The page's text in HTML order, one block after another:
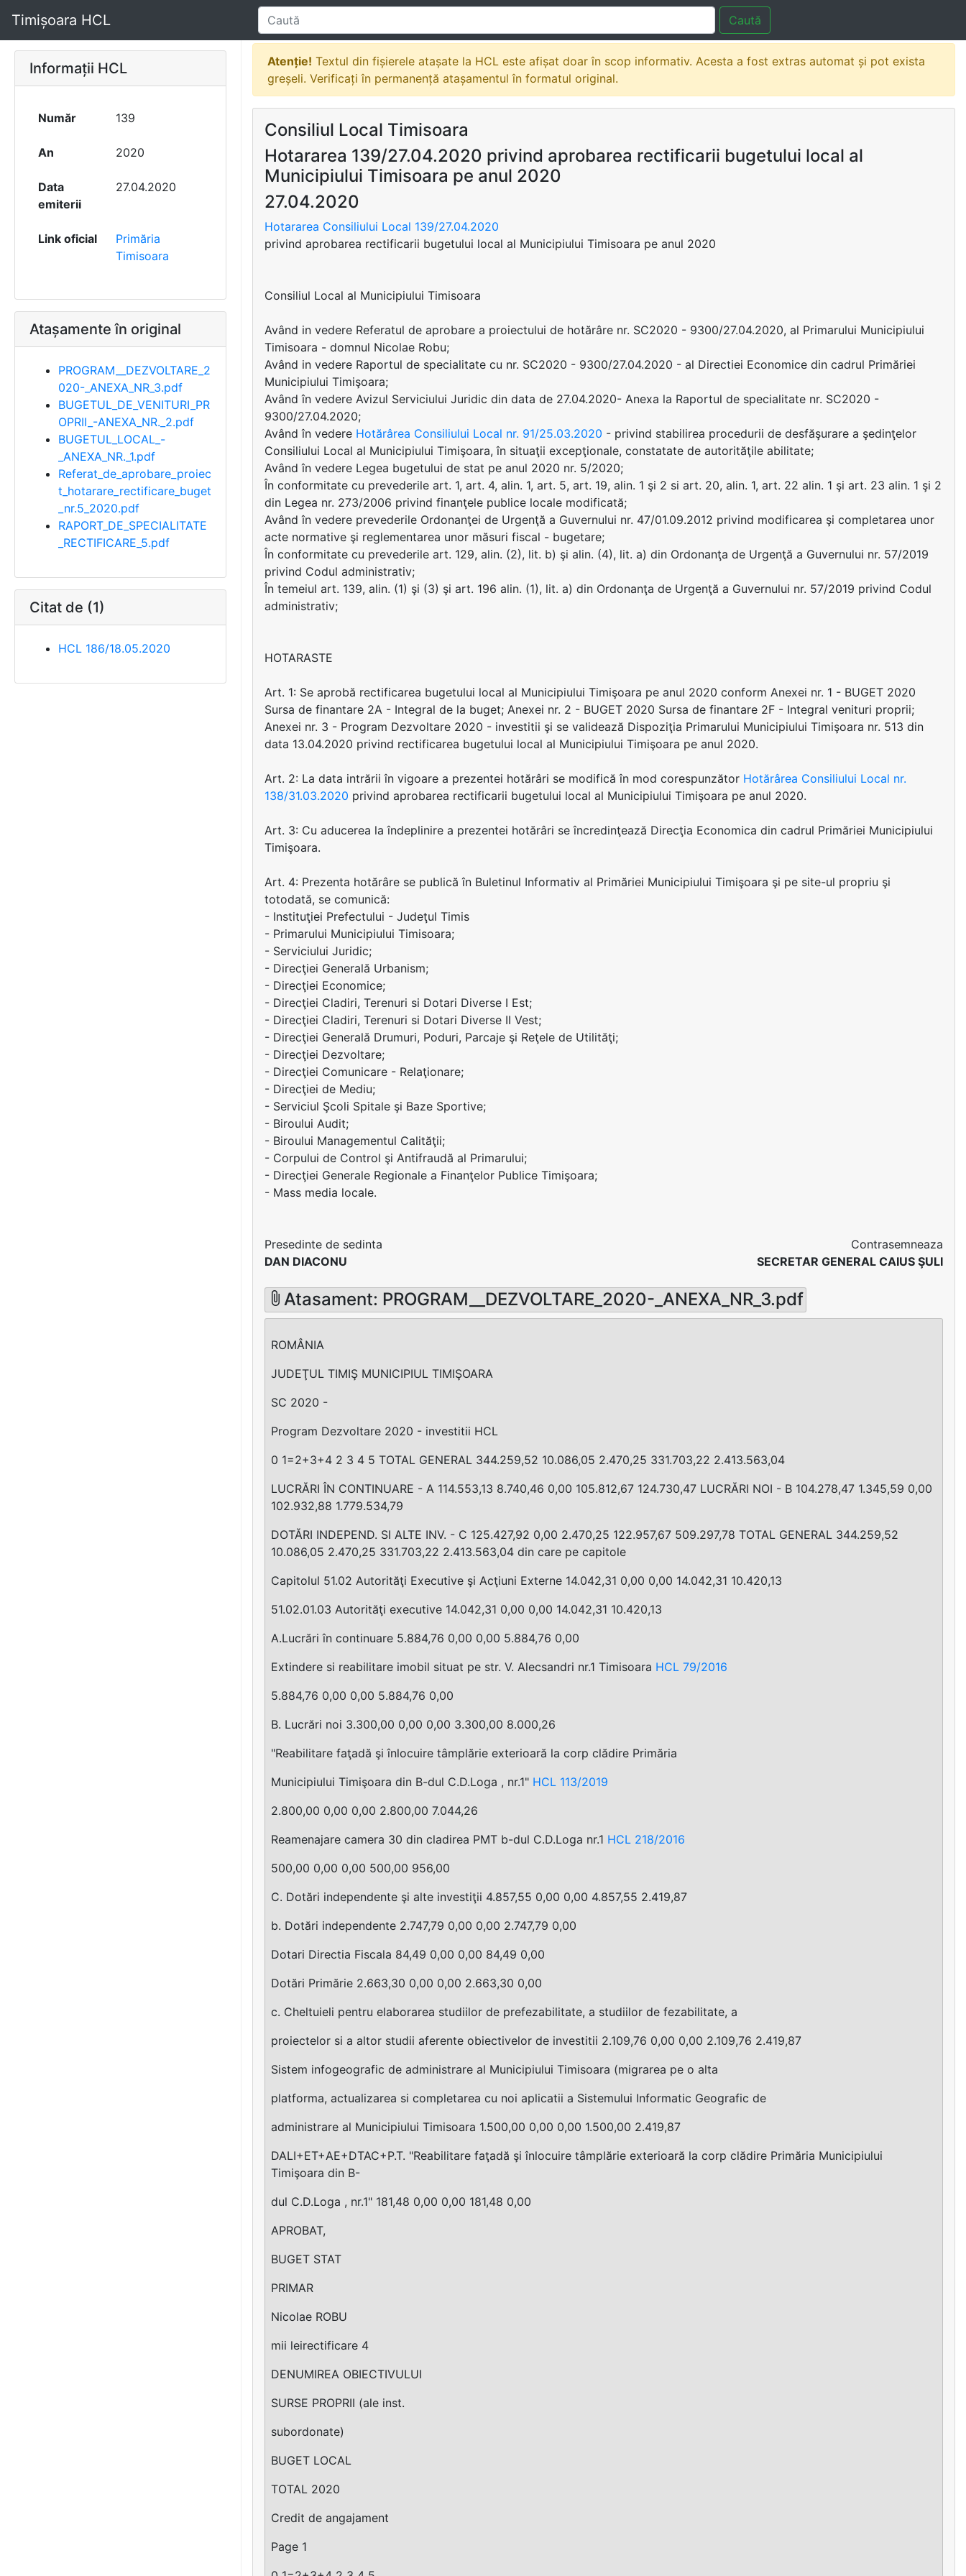
Timișoara HCL Caută
Informații HCL
Număr 139
An 2020
Data
emiterii
27.04.2020
Link oficial
Primăria
Timisoara
Atașamente în original
PROGRAM__DEZVOLTARE_2
020-_ANEXA_NR_3.pdf
BUGETUL_DE_VENITURI_PR
OPRII_-ANEXA_NR._2.pdf
BUGETUL_LOCAL_-
_ANEXA_NR._1.pdf
Referat_de_aprobare_proiec
t_hotarare_rectificare_buget
_nr.5_2020.pdf
RAPORT_DE_SPECIALITATE
_RECTIFICARE_5.pdf
Citat de (1)
HCL 186/18.05.2020
Atenție! Textul din fișierele atașate la HCL este afișat doar în scop informativ. Acesta a fost extras automat și pot exista
greșeli. Verificați în permanență atașamentul în formatul original.
Consiliul Local Timisoara
Hotararea 139/27.04.2020 privind aprobarea rectificarii bugetului local al
Municipiului Timisoara pe anul 2020
27.04.2020
Hotararea Consiliului Local 139/27.04.2020
privind aprobarea rectificarii bugetului local al Municipiului Timisoara pe anul 2020
Consiliul Local al Municipiului Timisoara
Având in vedere Referatul de aprobare a proiectului de hotărâre nr. SC2020 - 9300/27.04.2020, al Primarului Municipiului
Timisoara - domnul Nicolae Robu;
Având in vedere Raportul de specialitate cu nr. SC2020 - 9300/27.04.2020 - al Directiei Economice din cadrul Primăriei
Municipiului Timişoara;
Având în vedere Avizul Serviciului Juridic din data de 27.04.2020- Anexa la Raportul de specialitate nr. SC2020 -
9300/27.04.2020;
Având în vedere Hotărârea Consiliului Local nr. 91/25.03.2020 - privind stabilirea procedurii de desfăşurare a şedinţelor
Consiliului Local al Municipiului Timişoara, în situaţii excepţionale, constatate de autorităţile abilitate;
Având în vedere Legea bugetului de stat pe anul 2020 nr. 5/2020;
În conformitate cu prevederile art. 1, art. 4, alin. 1, art. 5, art. 19, alin. 1 şi 2 si art. 20, alin. 1, art. 22 alin. 1 şi art. 23 alin. 1 şi 2
din Legea nr. 273/2006 privind finanţele publice locale modificată;
Având în vedere prevederile Ordonanţei de Urgenţă a Guvernului nr. 47/01.09.2012 privind modificarea şi completarea unor
acte normative şi reglementarea unor măsuri fiscal - bugetare;
În conformitate cu prevederile art. 129, alin. (2), lit. b) şi alin. (4), lit. a) din Ordonanţa de Urgenţă a Guvernului nr. 57/2019
privind Codul administrativ;
În temeiul art. 139, alin. (1) şi (3) şi art. 196 alin. (1), lit. a) din Ordonanţa de Urgenţă a Guvernului nr. 57/2019 privind Codul
administrativ;
HOTARASTE
Art. 1: Se aprobă rectificarea bugetului local al Municipiului Timişoara pe anul 2020 conform Anexei nr. 1 - BUGET 2020
Sursa de finantare 2A - Integral de la buget; Anexei nr. 2 - BUGET 2020 Sursa de finantare 2F - Integral venituri proprii;
Anexei nr. 3 - Program Dezvoltare 2020 - investitii şi se validează Dispoziţia Primarului Municipiului Timişoara nr. 513 din
data 13.04.2020 privind rectificarea bugetului local al Municipiului Timişoara pe anul 2020.
Art. 2: La data intrării în vigoare a prezentei hotărâri se modifică în mod corespunzător Hotărârea Consiliului Local nr.
138/31.03.2020 privind aprobarea rectificarii bugetului local al Municipiului Timişoara pe anul 2020.
Art. 3: Cu aducerea la îndeplinire a prezentei hotărâri se încredinţează Direcţia Economica din cadrul Primăriei Municipiului
Timişoara.
Art. 4: Prezenta hotărâre se publică în Buletinul Informativ al Primăriei Municipiului Timişoara şi pe site-ul propriu şi
totodată, se comunică:
- Instituţiei Prefectului - Judeţul Timis
- Primarului Municipiului Timisoara;
- Serviciului Juridic;
- Direcţiei Generală Urbanism;
- Direcţiei Economice;
- Direcţiei Cladiri, Terenuri si Dotari Diverse I Est;
- Direcţiei Cladiri, Terenuri si Dotari Diverse II Vest;
- Direcţiei Generală Drumuri, Poduri, Parcaje şi Reţele de Utilităţi;
- Direcţiei Dezvoltare;
- Direcţiei Comunicare - Relaţionare;
- Direcţiei de Mediu;
- Serviciul Şcoli Spitale şi Baze Sportive;
- Biroului Audit;
- Biroului Managementul Calităţii;
- Corpului de Control şi Antifraudă al Primarului;
- Direcţiei Generale Regionale a Finanţelor Publice Timişoara;
- Mass media locale.
Presedinte de sedinta
DAN DIACONU
Contrasemneaza
SECRETAR GENERAL CAIUS ŞULI
Atasament: PROGRAM__DEZVOLTARE_2020-_ANEXA_NR_3.pdf
ROMÂNIA
JUDEŢUL TIMIŞ MUNICIPIUL TIMIŞOARA
SC 2020 -
Program Dezvoltare 2020 - investitii HCL
0 1=2+3+4 2 3 4 5 TOTAL GENERAL 344.259,52 10.086,05 2.470,25 331.703,22 2.413.563,04
LUCRĂRI ÎN CONTINUARE - A 114.553,13 8.740,46 0,00 105.812,67 124.730,47 LUCRĂRI NOI - B 104.278,47 1.345,59 0,00
102.932,88 1.779.534,79
DOTĂRI INDEPEND. SI ALTE INV. - C 125.427,92 0,00 2.470,25 122.957,67 509.297,78 TOTAL GENERAL 344.259,52
10.086,05 2.470,25 331.703,22 2.413.563,04 din care pe capitole
Capitolul 51.02 Autorităţi Executive şi Acţiuni Externe 14.042,31 0,00 0,00 14.042,31 10.420,13
51.02.01.03 Autorităţi executive 14.042,31 0,00 0,00 14.042,31 10.420,13
A.Lucrări în continuare 5.884,76 0,00 0,00 5.884,76 0,00
Extindere si reabilitare imobil situat pe str. V. Alecsandri nr.1 Timisoara HCL 79/2016
5.884,76 0,00 0,00 5.884,76 0,00
B. Lucrări noi 3.300,00 0,00 0,00 3.300,00 8.000,26
"Reabilitare faţadă şi înlocuire tâmplărie exterioară la corp clădire Primăria
Municipiului Timişoara din B-dul C.D.Loga , nr.1" HCL 113/2019
2.800,00 0,00 0,00 2.800,00 7.044,26
Reamenajare camera 30 din cladirea PMT b-dul C.D.Loga nr.1 HCL 218/2016
500,00 0,00 0,00 500,00 956,00
C. Dotări independente şi alte investiţii 4.857,55 0,00 0,00 4.857,55 2.419,87
b. Dotări independente 2.747,79 0,00 0,00 2.747,79 0,00
Dotari Directia Fiscala 84,49 0,00 0,00 84,49 0,00
Dotări Primărie 2.663,30 0,00 0,00 2.663,30 0,00
c. Cheltuieli pentru elaborarea studiilor de prefezabilitate, a studiilor de fezabilitate, a
proiectelor si a altor studii aferente obiectivelor de investitii 2.109,76 0,00 0,00 2.109,76 2.419,87
Sistem infogeografic de administrare al Municipiului Timisoara (migrarea pe o alta
platforma, actualizarea si completarea cu noi aplicatii a Sistemului Informatic Geografic de
administrare al Municipiului Timisoara 1.500,00 0,00 0,00 1.500,00 2.419,87
DALI+ET+AE+DTAC+P.T. "Reabilitare faţadă şi înlocuire tâmplărie exterioară la corp clădire Primăria Municipiului
Timişoara din B-
dul C.D.Loga , nr.1" 181,48 0,00 0,00 181,48 0,00
APROBAT,
BUGET STAT
PRIMAR
Nicolae ROBU
mii leirectificare 4
DENUMIREA OBIECTIVULUI
SURSE PROPRII (ale inst.
subordonate)
BUGET LOCAL
TOTAL 2020
Credit de angajament
Page 1